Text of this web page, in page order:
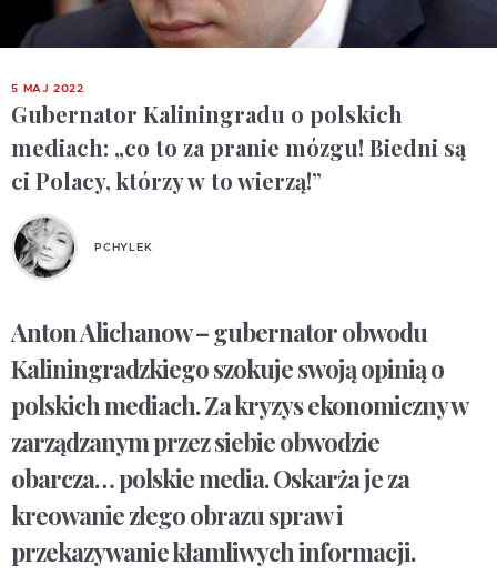
5 MAJ 2022
Gubernator Kaliningradu o polskich
mediach: „co to za pranie mózgu! Biedni są
ci Polacy, którzy w to wierzą!”
PCHYLEK
Anton Alichanow – gubernator obwodu
Kaliningradzkiego szokuje swoją opinią o
polskich mediach. Za kryzys ekonomiczny w
zarządzanym przez siebie obwodzie
obarcza… polskie media. Oskarża je za
kreowanie złego obrazu spraw i
przekazywanie kłamliwych informacji.